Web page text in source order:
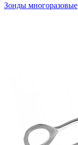
Зонды многоразовые